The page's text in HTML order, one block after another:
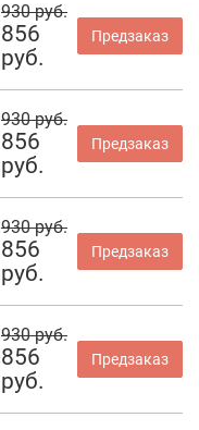
930 руб.
856
руб.
Предзаказ
930 руб.
856
руб.
Предзаказ
930 руб.
856
руб.
Предзаказ
930 руб.
856
руб.
Предзаказ